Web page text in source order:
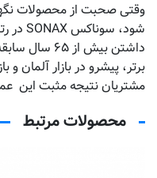
وقتی صحبت از محصولات
داشتن بیش
برتر، پیشرو در بازار آلمان
مشتریان نتیجه مثبت این
محصولات مرتبط